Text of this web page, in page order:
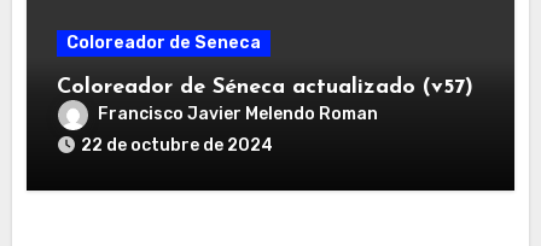
Coloreador de Seneca
Coloreador de Séneca actualizado (v57)
Francisco Javier Melendo Roman
22 de octubre de 2024